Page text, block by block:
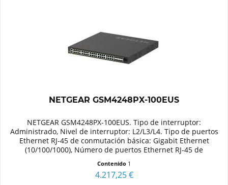
NETGEAR GSM4248PX-100EUS
NETGEAR GSM4248PX-100EUS. Tipo de interruptor:
Administrado, Nivel de interruptor: L2/L3/L4. Tipo de puertos
Ethernet RJ-45 de conmutación básica: Gigabit Ethernet
(10/100/1000), Número de puertos Ethernet RJ-45 de
Contenido 1
4.217,25 €